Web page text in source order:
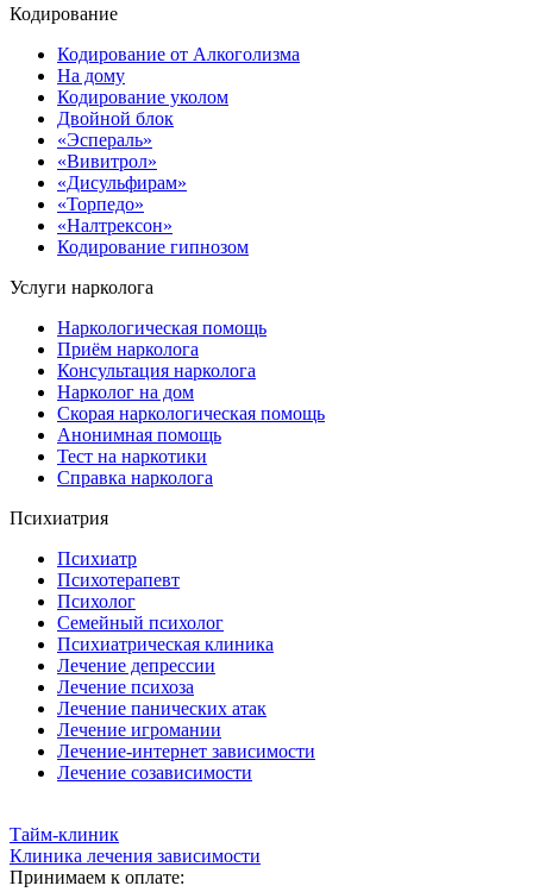
Кодирование
Кодирование от Алкоголизма
На дому
Кодирование уколом
Двойной блок
«Эспераль»
«Вивитрол»
«Дисульфирам»
«Торпедо»
«Налтрексон»
Кодирование гипнозом
Услуги нарколога
Наркологическая помощь
Приём нарколога
Консультация нарколога
Нарколог на дом
Скорая наркологическая помощь
Анонимная помощь
Тест на наркотики
Справка нарколога
Психиатрия
Психиатр
Психотерапевт
Психолог
Семейный психолог
Психиатрическая клиника
Лечение депрессии
Лечение психоза
Лечение панических атак
Лечение игромании
Лечение-интернет зависимости
Лечение созависимости
Тайм-клиник
Клиника лечения зависимости
Принимаем к оплате: